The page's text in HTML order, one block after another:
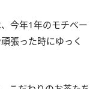
今年1年のモチベー
張った時にゆっく